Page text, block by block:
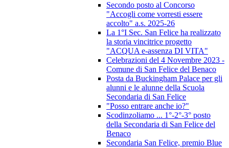
Secondo posto al Concorso
"Accogli come vorresti essere
accolto" a.s. 2025-26
La 1°I Sec. San Felice ha realizzato
la storia vincitrice progetto
"ACQUA e-assenza DI VITA"
Celebrazioni del 4 Novembre 2023 -
Comune di San Felice del Benaco
Posta da Buckingham Palace per gli
alunni e le alunne della Scuola
Secondaria di San Felice
"Posso entrare anche io?"
Scodinzoliamo ... 1°-2°-3° posto
della Secondaria di San Felice del
Benaco
Secondaria San Felice, premio Blue